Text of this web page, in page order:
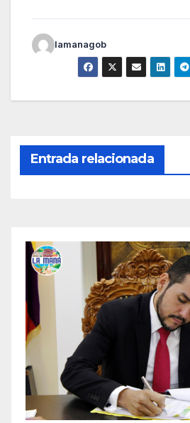
lamanagob
Entrada relacionada